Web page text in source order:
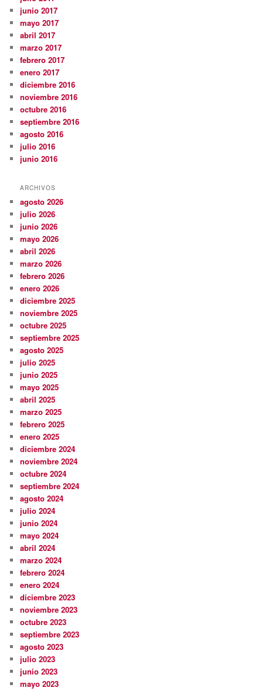
junio 2017
mayo 2017
abril 2017
marzo 2017
febrero 2017
enero 2017
diciembre 2016
noviembre 2016
octubre 2016
septiembre 2016
agosto 2016
julio 2016
junio 2016
ARCHIVOS
agosto 2026
julio 2026
junio 2026
mayo 2026
abril 2026
marzo 2026
febrero 2026
enero 2026
diciembre 2025
noviembre 2025
octubre 2025
septiembre 2025
agosto 2025
julio 2025
junio 2025
mayo 2025
abril 2025
marzo 2025
febrero 2025
enero 2025
diciembre 2024
noviembre 2024
octubre 2024
septiembre 2024
agosto 2024
julio 2024
junio 2024
mayo 2024
abril 2024
marzo 2024
febrero 2024
enero 2024
diciembre 2023
noviembre 2023
octubre 2023
septiembre 2023
agosto 2023
julio 2023
junio 2023
mayo 2023